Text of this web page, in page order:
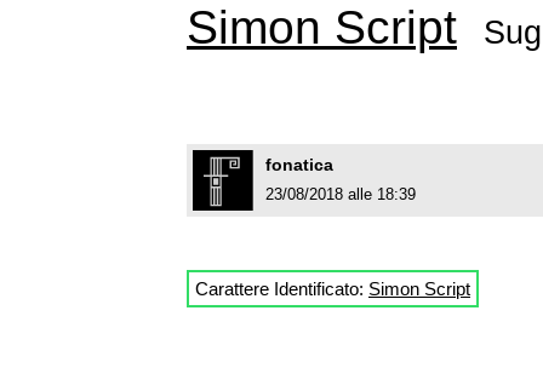
Simon Script
fonatica
23/08/2018 alle 18:39
Carattere Identificato: Simon Script